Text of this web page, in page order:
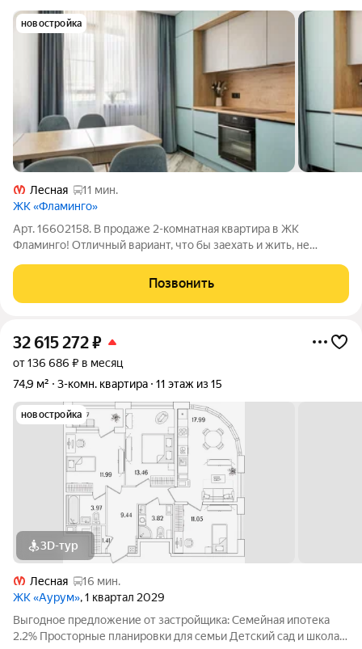
новостройка
Лесная
11 мин.
ЖК «Фламинго»
Арт. 16602158. В продаже 2-комнатная квартира в ЖК
Фламинго! Отличный вариант, что бы заехать и жить, не
планировка. Стильный, современный ремонт выполнен из
дорогих, качественных материалов. Будущим
Позвонить
32 615 272₽
от 136 686 ₽ в месяц
74,9 м²
3-комн. квартира 11 этаж из 15
новостройка
3D-тур
Лесная
16 мин.
ЖК «Аурум», 1 квартал 2029
Выгодное предложение от застройщика: Семейная ипотека
2.2% Просторные планировки для семьи Детский сад и школа